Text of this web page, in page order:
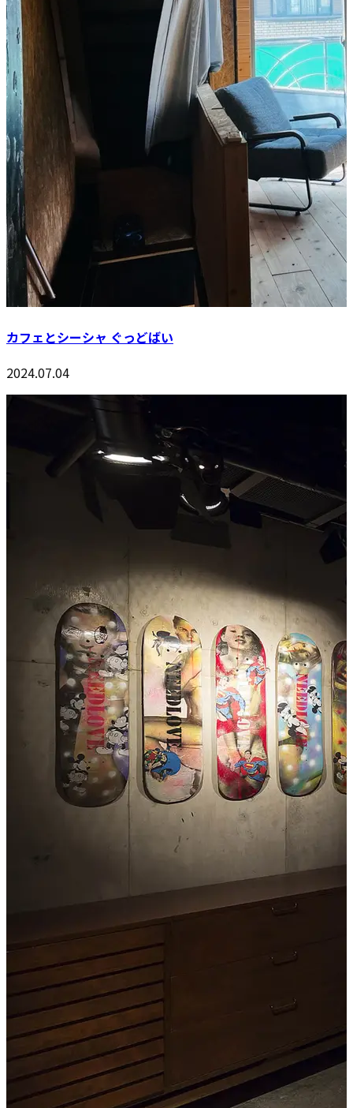
カフェとシーシャ ぐっどばい
2024.07.04